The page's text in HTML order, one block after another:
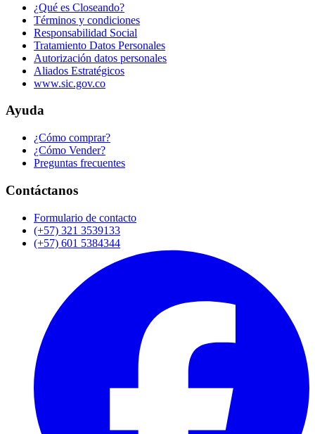
¿Qué es Closeando?
Términos y condiciones
Responsabilidad Social
Tratamiento Datos Personales
Autorización datos personales
Aliados Estratégicos
www.sic.gov.co
Ayuda
¿Cómo comprar?
¿Cómo Vender?
Preguntas frecuentes
Contáctanos
Formulario de contacto
(+57) 321 3539133
(+57) 601 5384344